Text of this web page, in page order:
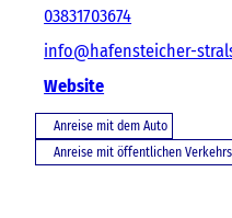
03831703674
info@hafensteicher-
Website
Anreise mit dem Auto
Anreise mit öffentlichen